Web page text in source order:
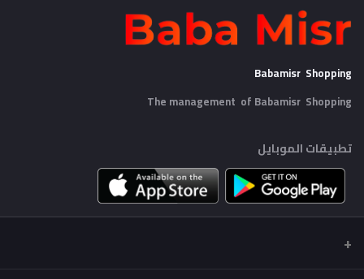
Babamisr Shopping
The management of Babamisr Shopping
تطبيقات الموبايل